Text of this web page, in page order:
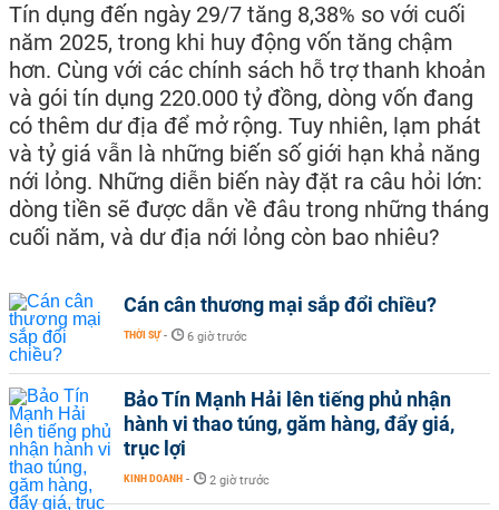
Tín dụng đến ngày 29/7 tăng 8,38% so với cuối
năm 2025, trong khi huy động vốn tăng chậm
hơn. Cùng với các chính sách hỗ trợ thanh khoản
và gói tín dụng 220.000 tỷ đồng, dòng vốn đang
có thêm dư địa để mở rộng. Tuy nhiên, lạm phát
và tỷ giá vẫn là những biến số giới hạn khả năng
nới lỏng. Những diễn biến này đặt ra câu hỏi lớn:
dòng tiền sẽ được dẫn về đâu trong những tháng
cuối năm, và dư địa nới lỏng còn bao nhiêu?
Cán cân thương mại sắp đổi chiều?
THỜI SỰ - 6 giờ trước
Bảo Tín Mạnh Hải lên tiếng phủ nhận
hành vi thao túng, găm hàng, đẩy giá,
trục lợi
KINH DOANH - 2 giờ trước